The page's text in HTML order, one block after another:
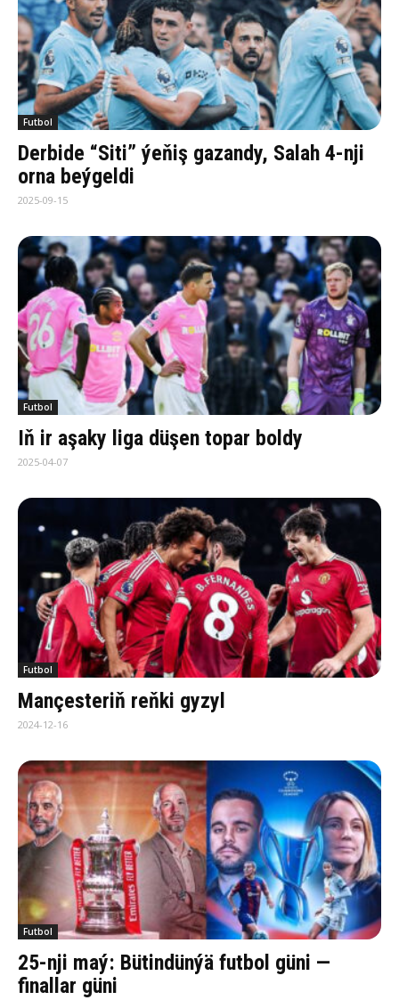
Futbol
Derbide “Siti” ýeňiş gazandy, Salah 4-nji
orna beýgeldi
2025-09-15
Futbol
Iň ir aşaky liga düşen topar boldy
2025-04-07
Futbol
Mançesteriň reňki gyzyl
2024-12-16
Futbol
25-nji maý: Bütindünýä futbol güni —
finallar güni